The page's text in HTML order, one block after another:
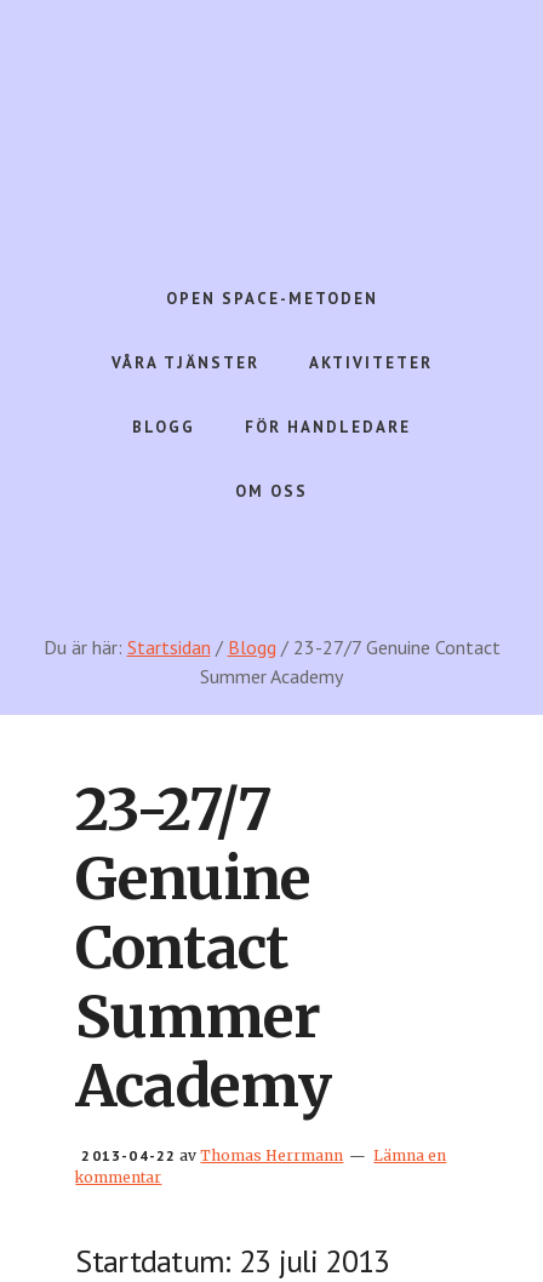
Consulting
livskraft
organisation
OPEN SPACE-METODEN
VÅRA TJÄNSTER AKTIVITETER
BLOGG FÖR HANDLEDARE
OM OSS
Du är här: Startsidan / Blogg / 23-27/7 Genuine Contact
Summer Academy
23-27/7
Genuine
Contact
Summer
Academy
2013-04-22 avThomas Herrmann
Lämna en
kommentar
Startdatum: 23 juli 2013